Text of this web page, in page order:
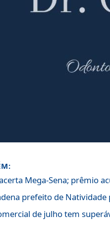
Mega-Sena; prêmio
prefeito de
de julho tem